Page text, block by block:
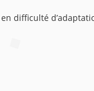
difficulté